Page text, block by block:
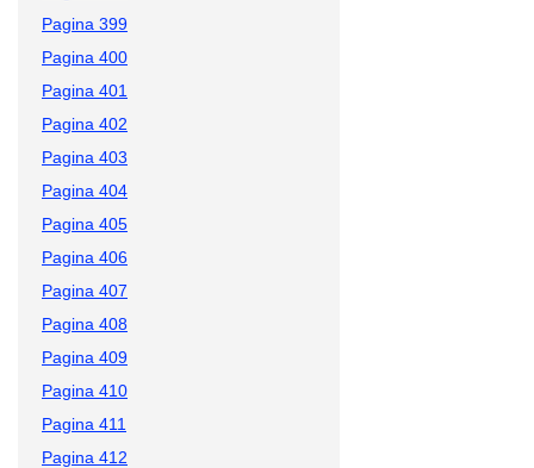
Pagina 399
Pagina 400
Pagina 401
Pagina 402
Pagina 403
Pagina 404
Pagina 405
Pagina 406
Pagina 407
Pagina 408
Pagina 409
Pagina 410
Pagina 411
Pagina 412